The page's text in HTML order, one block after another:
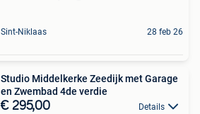
Sint-Niklaas 28 feb 26
Studio Middelkerke Zeedijk met Garage
en Zwembad 4de verdie
€ 295,00 Details